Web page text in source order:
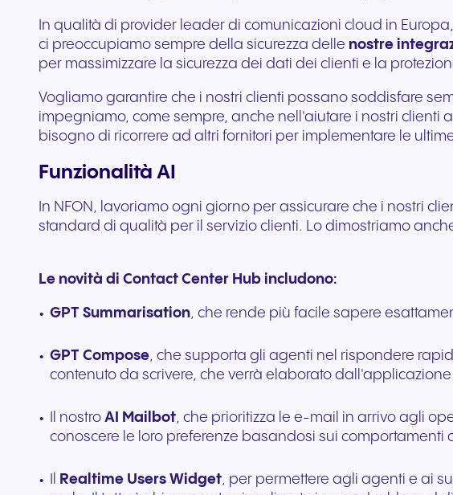
In qualità di provider leader di comunicazioni cloud in
ci preoccupiamo sempre della sicurezza delle nostre
per massimizzare la sicurezza dei dati dei clienti e la
Vogliamo garantire che i nostri clienti possano soddisfare
impegniamo, come sempre, anche nell'aiutare i nostri clienti
bisogno di ricorrere ad altri fornitori per implementare le
Funzionalità AI
In NFON, lavoriamo ogni giorno per assicurare che i nostri
standard di qualità per il servizio clienti. Lo dimostriamo
Le novità di Contact Center Hub includono:
GPT Summarisation, che rende più facile sapere
GPT Compose, che supporta gli agenti nel rispondere
contenuto da scrivere, che verrà elaborato
Il nostroAI Mailbot, che prioritizza le e-mail in arrivo agli
conoscere le loro preferenze basandosi sui comportamenti
Realtime Users Widget, per permettere agli agenti e ai